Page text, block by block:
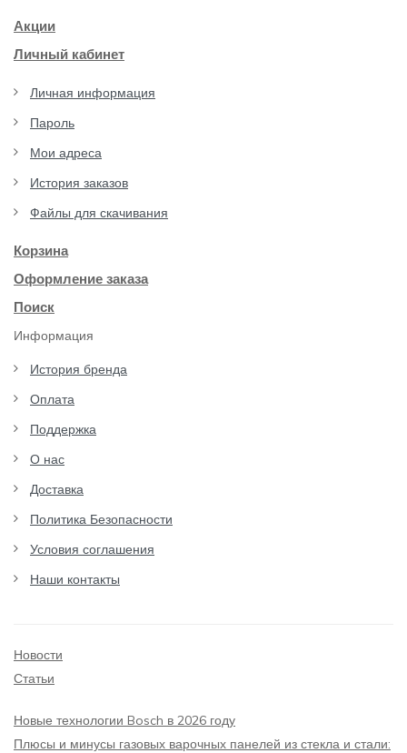
Акции
Личный кабинет
Личная информация
Пароль
Мои адреса
История заказов
Файлы для скачивания
Корзина
Оформление заказа
Поиск
Информация
История бренда
Оплата
Поддержка
О нас
Доставка
Политика Безопасности
Условия соглашения
Наши контакты
Новости
Статьи
Новые технологии Bosch в 2026 году
Плюсы и минусы газовых варочных панелей из стекла и стали: